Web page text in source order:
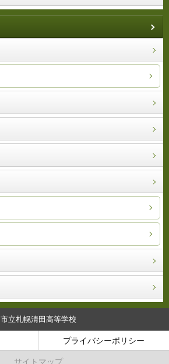
市立札幌清田高等学校
プライバシーポリシー
サイトマップ